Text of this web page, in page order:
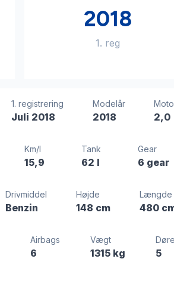
2018
1. reg
1. registrering
Juli 2018
Modelår
2018 2,0
Km/l
15,9
Tank
62 l
Gear
6 gear
Drivmiddel
Benzin
Højde
148 cm
Længde
480
Airbags
6
Vægt
1315 kg 5